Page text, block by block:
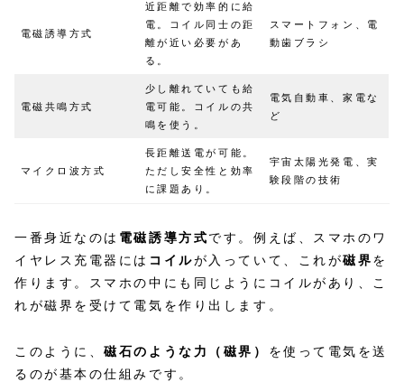
電磁誘導方式
近距離で効率的に給
電。コイル同士の距
離が近い必要があ
る。
スマートフォン、電
動歯ブラシ
電磁共鳴方式
少し離れていても給
電可能。コイルの共
鳴を使う。
電気自動車、家電な
ど
マイクロ波方式
長距離送電が可能。
ただし安全性と効率
に課題あり。
宇宙太陽光発電、実
験段階の技術
一番身近なのは 電磁誘導方式です。例えば、スマホのワ
イヤレス充電器には コイルが入っていて、これが磁界を
作ります。スマホの中にも同じようにコイルがあり、こ
れが磁界を受けて電気を作り出します。
このように、磁石のような力（磁界） を使って電気を送
るのが基本の仕組みです。